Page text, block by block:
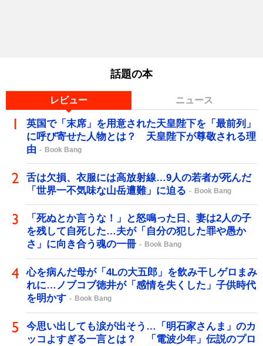
話題の本
レビュー ニュース
英国で「末席」を用意された天皇陛下を「最前列」
に呼び寄せた人物とは？ 天皇陛下が尊敬される理
由
Book Bang
舌は欠損、衣服には高放射線…9人の若者が死んだ
「世界一不気味な山岳遭難」に迫る
Book Bang
「死ぬとか言うな！」と怒鳴った日、妻は2人の子
を残して自死した…夫が「自分の犯した罪や愚か
さ」に向き合う魂の一冊
Book Bang
心を病んだ母が「4Lの大五郎」を飲み干しゲロまみ
れに…ノブコブ徳井が「感情を失くした」子供時代
を明かす
Book Bang
今思い出しても涙が出そう…「明石家さんま」のカ
ッコよすぎる一言とは？ 「電波少年」伝説のプロ